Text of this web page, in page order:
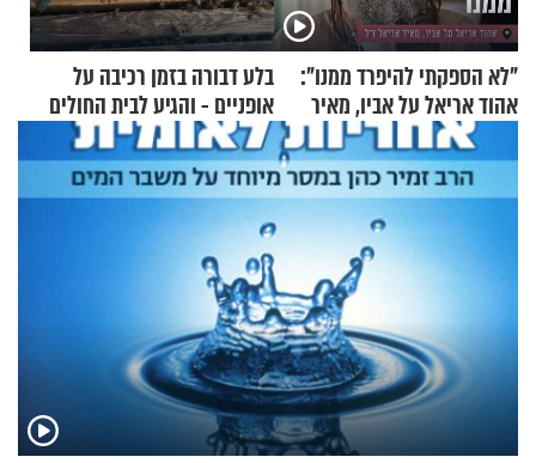
"לא הספקתי להיפרד ממנו":
אהוד אריאל על אביו, מאיר
אריאל ז"ל
בלע דבורה בזמן רכיבה על
אופניים - והגיע לבית החולים
במצב מסכן חיים